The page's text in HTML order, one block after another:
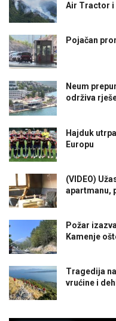
Air Tractor i
Pojačan
Neum
održiva
Hajduk
Europu
(VIDEO)
apartmanu,
Požar
Kamenje
Tragedija
vrućine i